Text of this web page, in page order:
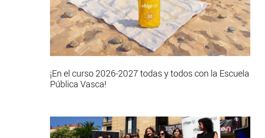
¡En el curso 2026-2027 todas y todos con la Escuela
Pública Vasca!